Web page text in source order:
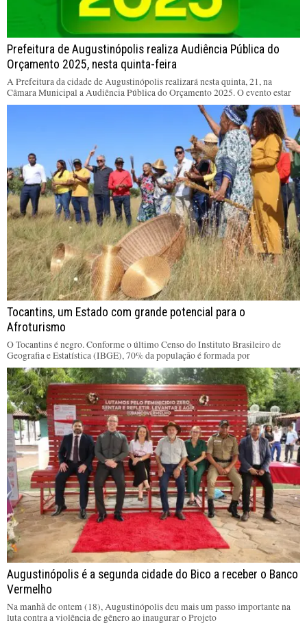
Prefeitura de Augustinópolis realiza Audiência Pública do
Orçamento 2025, nesta quinta-feira
A Prefeitura da cidade de Augustinópolis realizará nesta quinta, 21, na
Câmara Municipal a Audiência Pública do Orçamento 2025. O evento estar
Tocantins, um Estado com grande potencial para o
Afroturismo
O Tocantins é negro. Conforme o último Censo do Instituto Brasileiro de
Geografia e Estatística (IBGE), 70% da população é formada por
Augustinópolis é a segunda cidade do Bico a receber o Banco
Vermelho
Na manhã de ontem (18), Augustinópolis deu mais um passo importante na
luta contra a violência de gênero ao inaugurar o Projeto